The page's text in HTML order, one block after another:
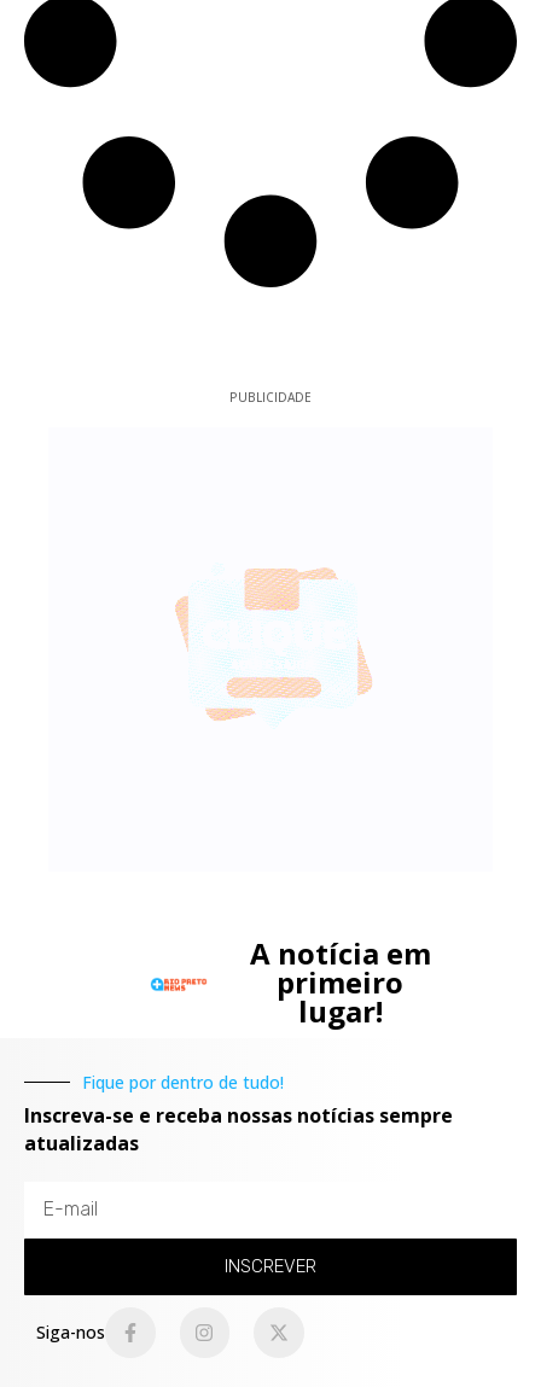
PUBLICIDADE
A notícia em
primeiro
lugar!
Fique por dentro de tudo!
Inscreva-se e receba nossas notícias sempre
atualizadas
INSCREVER
Siga-nos